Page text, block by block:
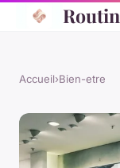
Accueil›Bien-etre